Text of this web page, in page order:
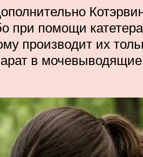
при помощи
производит их
в